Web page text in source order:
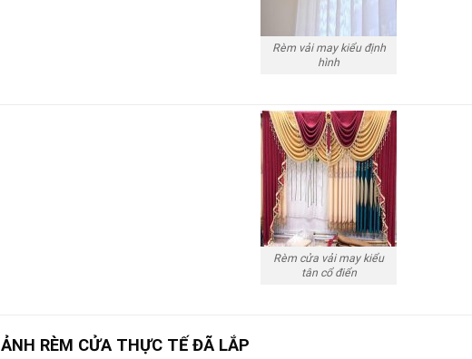
Rèm vải may kiểu định
hình
Rèm cửa vải may kiểu
tân cổ điển
ẢNH RÈM CỬA THỰC TẾ ĐÃ LẮP